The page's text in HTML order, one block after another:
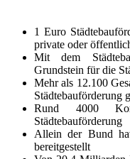
1 Euro
private oder
Mit dem
Grundstein für die
Mehr als 12.100
Städtebauförderung
Rund 4000
Städtebauförderung
Allein der Bund
bereitgestellt